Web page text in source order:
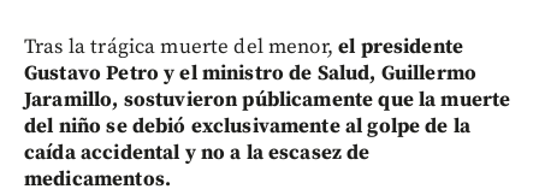
Tras la trágica muerte del menor,el presidente
Gustavo Petro y el ministro de Salud, Guillermo
Jaramillo, sostuvieron públicamente que la muerte
del niño se debió exclusivamente al golpe de la
caída accidental y no a la escasez de
medicamentos.